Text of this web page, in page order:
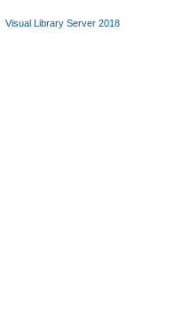
Visual Library Server 2018